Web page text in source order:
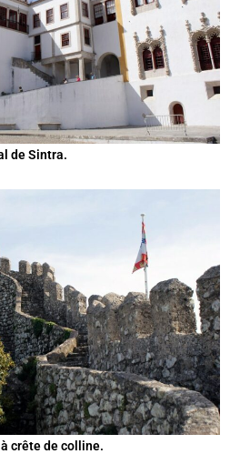
de Sintra.
crête de colline.